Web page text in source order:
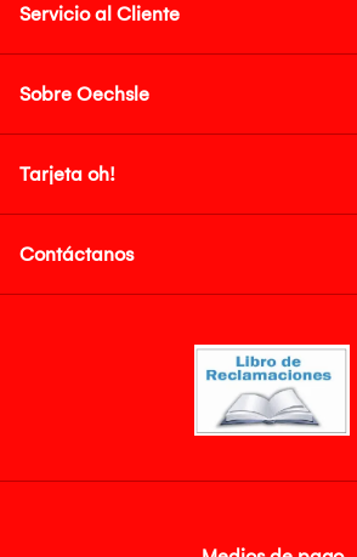
Servicio al Cliente
Sobre Oechsle
Tarjeta oh!
Contáctanos